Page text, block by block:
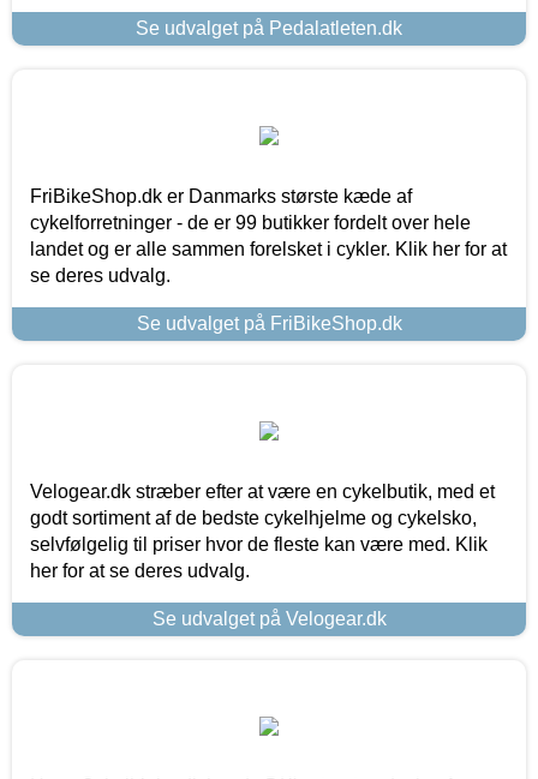
Se udvalget på Pedalatleten.dk
FriBikeShop.dk er Danmarks største kæde af
cykelforretninger - de er 99 butikker fordelt over hele
landet og er alle sammen forelsket i cykler. Klik her for at
se deres udvalg.
Se udvalget på FriBikeShop.dk
Velogear.dk stræber efter at være en cykelbutik, med et
godt sortiment af de bedste cykelhjelme og cykelsko,
selvfølgelig til priser hvor de fleste kan være med. Klik
her for at se deres udvalg.
Se udvalget på Velogear.dk